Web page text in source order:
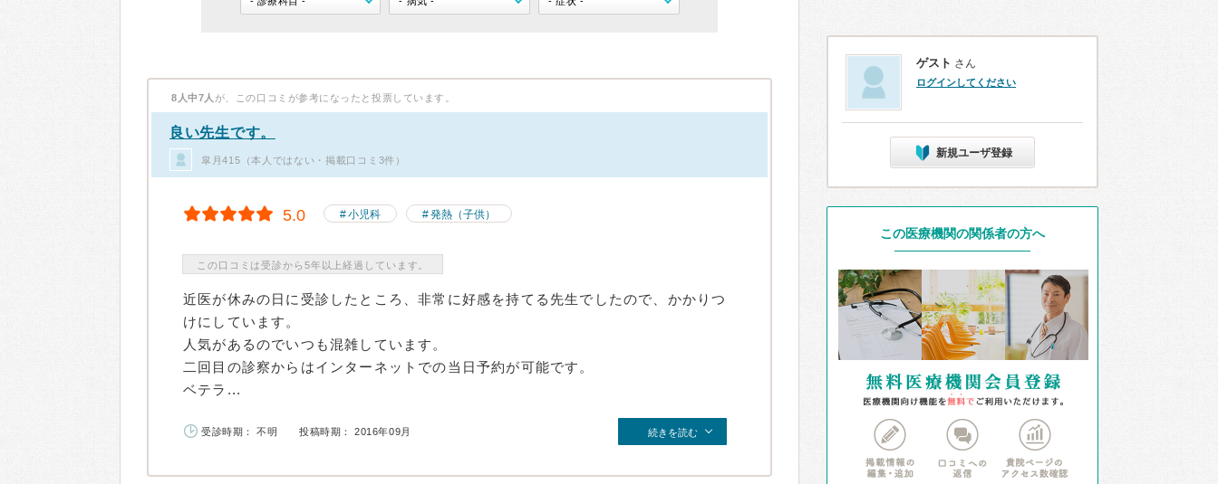
8人中7人 が、この口コミが参考になったと投票しています。
良い先生です。
皐月415（本人ではない・掲載口コミ3件）
5.0 小児科 発熱（子供）
この口コミは受診から5年以上経過しています。
近医が休みの日に受診したところ、非常に好感を持てる先生でしたので、かかりつ
けにしています。
人気があるのでいつも混雑しています。
二回目の診察からはインターネットでの当日予約が可能です。
ベテラ...
受診時期： 不明 投稿時期： 2016年09月 続きを読む
ゲスト さん
ログインしてください
新規ユーザ登録
この医療機関の関係者の方へ